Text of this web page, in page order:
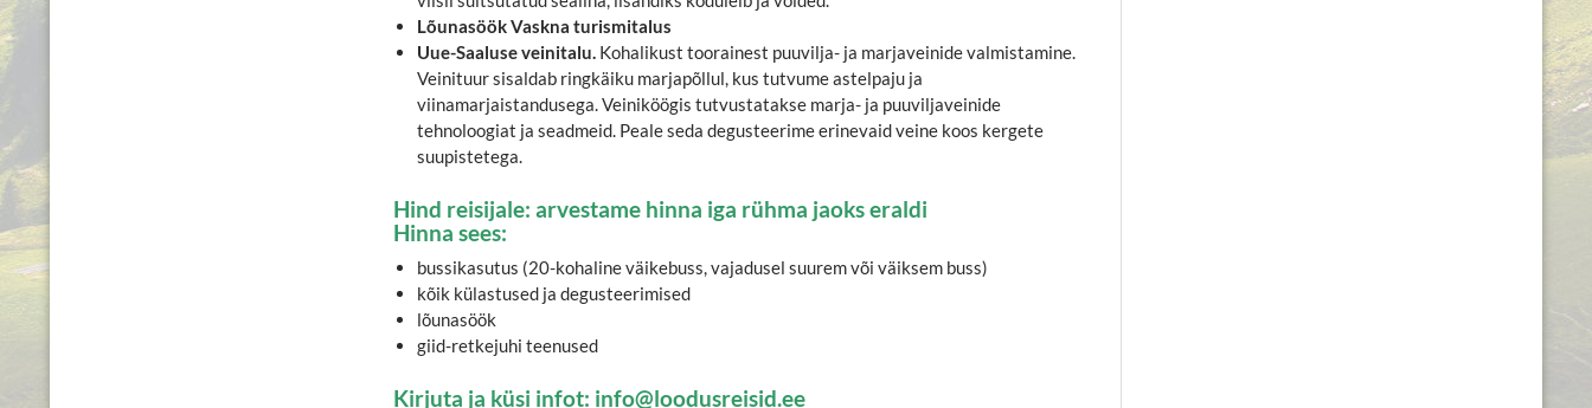
Lõunasöök Vaskna turismitalus
Uue-Saaluse veinitalu. Kohalikust toorainest puuvilja- ja marjaveinide valmistamine.
Veinituur sisaldab ringkäiku marjapõllul, kus tutvume astelpaju ja
viinamarjaistandusega. Veiniköögis tutvustatakse marja- ja puuviljaveinide
tehnoloogiat ja seadmeid. Peale seda degusteerime erinevaid veine koos kergete
suupistetega.
Hind reisijale: arvestame hinna iga rühma jaoks eraldi
Hinna sees:
bussikasutus (20-kohaline väikebuss, vajadusel suurem või väiksem buss)
kõik külastused ja degusteerimised
lõunasöök
giid-retkejuhi teenused
Kirjuta ja küsi infot: info@loodusreisid.ee